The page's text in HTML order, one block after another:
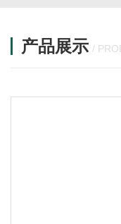
产品展示 /